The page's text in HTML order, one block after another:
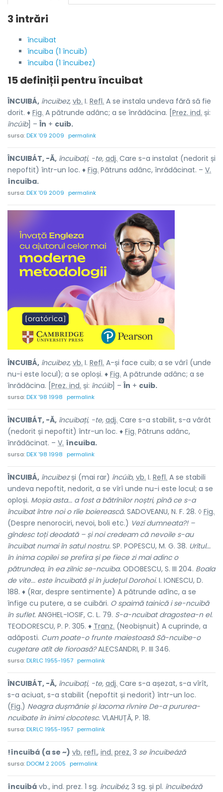
3 intrări
încuibat
încuiba (1 încuib)
încuiba (1 încuibez)
15 definiții pentru încuibat
ÎNCUIBÁ, încuibez, vb. I. Refl. A se instala undeva fără să fie
dorit. ♦ Fig. A pătrunde adânc; a se înrădăcina. [ Prez. ind. și:
încúib] – În + cuib.
sursa:DEX '09 2009 permalink
ÎNCUIBÁT, -Ă, încuibați, -te, adj. Care s-a instalat (nedorit și
nepoftit) într-un loc. ♦ Fig. Pătruns adânc, înrădăcinat. – V.
încuiba.
sursa:DEX '09 2009 permalink
ÎNCUIBÁ, încuibez, vb. I. Refl. A-și face cuib; a se vârî (unde
nu-i este locul); a se oploși. ♦ Fig. A pătrunde adânc; a se
înrădăcina. [ Prez. ind. și: încúib] – În + cuib.
sursa:DEX '98 1998 permalink
ÎNCUIBÁT, -Ă, încuibați, -te, adj. Care s-a stabilit, s-a vârât
(nedorit și nepoftit) într-un loc. ♦ Fig. Pătruns adânc,
înrădăcinat. – V. încuiba.
sursa:DEX '98 1998 permalink
ÎNCUIBÁ, încuibezși (mai rar) încúib, vb. I. Refl. A se stabili
undeva nepoftit, nedorit, a se vîrî unde nu-i este locul; a se
oploși. Moșia asta... a fost a bătrînilor noștri, pînă ce s-a
încuibat între noi o rîie boierească. SADOVEANU, N. F. 28. ◊ Fig.
(Despre nenorociri, nevoi, boli etc.) Vezi dumneata?! –
gîndesc toți deodată – și noi credeam că nevoile s-au
încuibat numai în satul nostru. SP. POPESCU, M. G. 38. Urîtul...
în inima copilei se prefira și pe fiece zi mai adinc o
pătrundea, în ea zilnic se-ncuiba. ODOBESCU, S. III 204. Boala
de vite... este încuibată și în județul Dorohoi. I. IONESCU, D.
188. ♦ (Rar, despre sentimente) A pătrunde adînc, a se
înfige cu putere, a se cuibări. O spaimă tainică i se-ncuibă
în suflet. ANGHEL-IOSIF, C. L. 79. S-a-ncuibat dragostea-n el.
TEODORESCU, P. P. 305. ♦ Tranz. (Neobișnuit) A cuprinde, a
adăposti. Cum poate-o frunte maiestoasă Să-ncuibe-o
cugetare atît de fioroasă?ALECSANDRI, P. III 346.
sursa:DLRLC 1955-1957 permalink
ÎNCUIBÁT, -Ă, încuibați, -te, adj. Care s-a așezat, s-a vîrît,
s-a aciuat, s-a stabilit (nepoftit și nedorit) într-un loc.
(Fig.) Neagra dușmănie și lacoma rîvnire De-a pururea-
ncuibate în inimi clocotesc. VLAHUȚĂ, P. 18.
sursa:DLRLC 1955-1957 permalink
!încuibá (a se ~) vb. refl., ind. prez. 3 se încuibeáză
sursa:DOOM 2 2005 permalink
încuibá vb., ind. prez. 1 sg. încuibéz, 3 sg. și pl. încuibeáză